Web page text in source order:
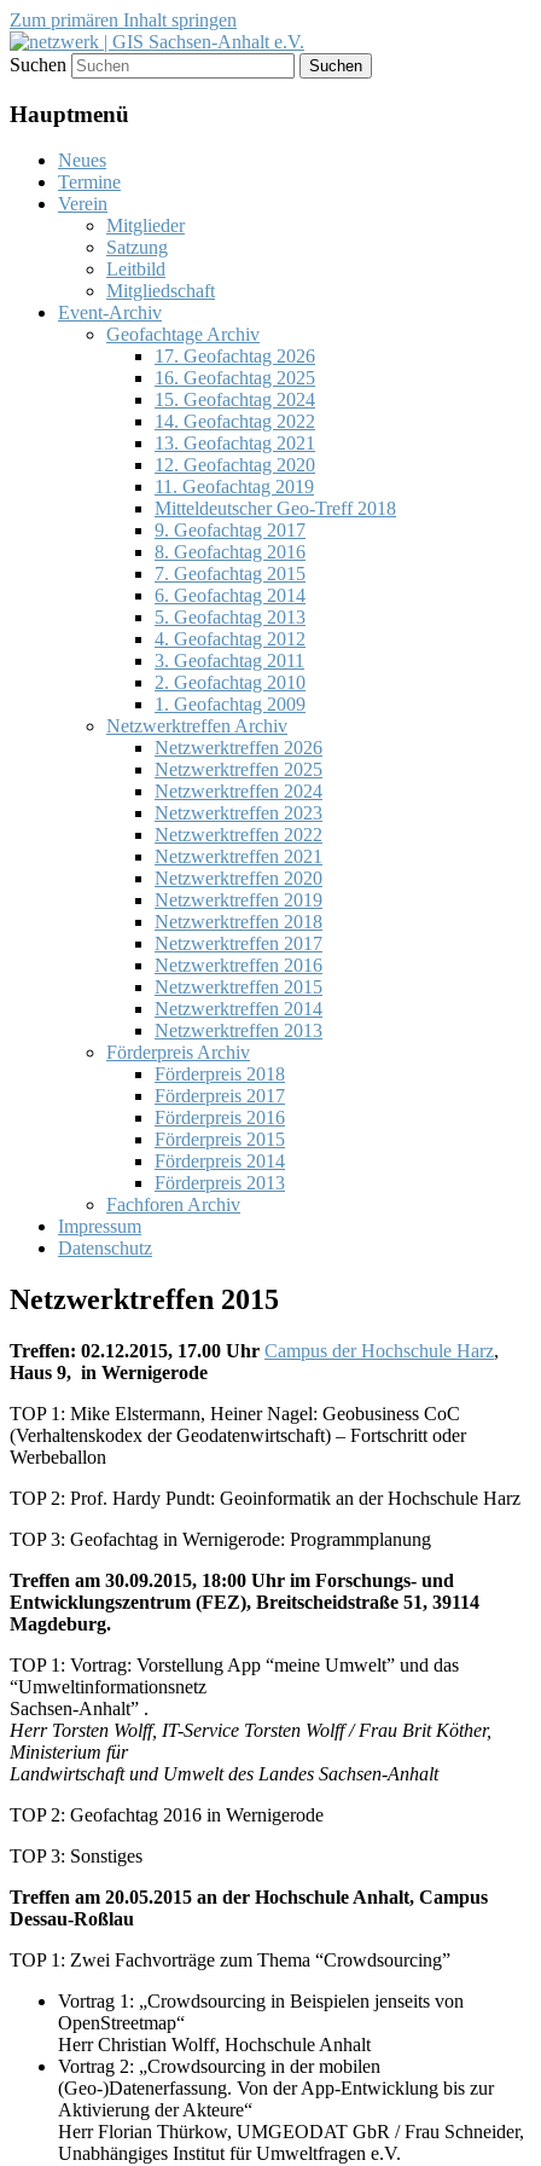
Zum primären Inhalt springen
netzwerk | GIS Sachsen-Anhalt
e.V.
Förderung des Einsatzes von
Geoinformationssystemen (GIS) und der
Entwicklung von Geodateninfrastrukturen
(GDI)
Suchen
Hauptmenü
Neues
Termine
Verein
Mitglieder
Satzung
Leitbild
Mitgliedschaft
Event-Archiv
Geofachtage Archiv
17. Geofachtag 2026
16. Geofachtag 2025
15. Geofachtag 2024
14. Geofachtag 2022
13. Geofachtag 2021
12. Geofachtag 2020
11. Geofachtag 2019
Mitteldeutscher Geo-Treff 2018
9. Geofachtag 2017
8. Geofachtag 2016
7. Geofachtag 2015
6. Geofachtag 2014
5. Geofachtag 2013
4. Geofachtag 2012
3. Geofachtag 2011
2. Geofachtag 2010
1. Geofachtag 2009
Netzwerktreffen Archiv
Netzwerktreffen 2026
Netzwerktreffen 2025
Netzwerktreffen 2024
Netzwerktreffen 2023
Netzwerktreffen 2022
Netzwerktreffen 2021
Netzwerktreffen 2020
Netzwerktreffen 2019
Netzwerktreffen 2018
Netzwerktreffen 2017
Netzwerktreffen 2016
Netzwerktreffen 2015
Netzwerktreffen 2014
Netzwerktreffen 2013
Förderpreis Archiv
Förderpreis 2018
Förderpreis 2017
Förderpreis 2016
Förderpreis 2015
Förderpreis 2014
Förderpreis 2013
Fachforen Archiv
Impressum
Datenschutz
Netzwerktreffen 2015
Treffen: 02.12.2015, 17.00 Uhr Campus der Hochschule Harz,
Haus 9, in Wernigerode
TOP 1: Mike Elstermann, Heiner Nagel: Geobusiness CoC
(Verhaltenskodex der Geodatenwirtschaft) – Fortschritt oder
Werbeballon
TOP 2: Prof. Hardy Pundt: Geoinformatik an der Hochschule Harz
TOP 3: Geofachtag in Wernigerode: Programmplanung
Treffen am 30.09.2015, 18:00 Uhr im Forschungs- und
Entwicklungszentrum (FEZ), Breitscheidstraße 51, 39114
Magdeburg.
TOP 1: Vortrag: Vorstellung App “meine Umwelt” und das
“Umweltinformationsnetz
Sachsen-Anhalt” .
Herr Torsten Wolff, IT-Service Torsten Wolff / Frau Brit Köther,
Ministerium für
Landwirtschaft und Umwelt des Landes Sachsen-Anhalt
TOP 2: Geofachtag 2016 in Wernigerode
TOP 3: Sonstiges
Treffen am 20.05.2015 an der Hochschule Anhalt, Campus
Dessau-Roßlau
TOP 1: Zwei Fachvorträge zum Thema “Crowdsourcing”
Vortrag 1: „Crowdsourcing in Beispielen jenseits von
OpenStreetmap“
Herr Christian Wolff, Hochschule Anhalt
Vortrag 2: „Crowdsourcing in der mobilen
(Geo-)Datenerfassung. Von der App-Entwicklung bis zur
Aktivierung der Akteure“
Herr Florian Thürkow, UMGEODAT GbR / Frau Schneider,
Unabhängiges Institut für Umweltfragen e.V.